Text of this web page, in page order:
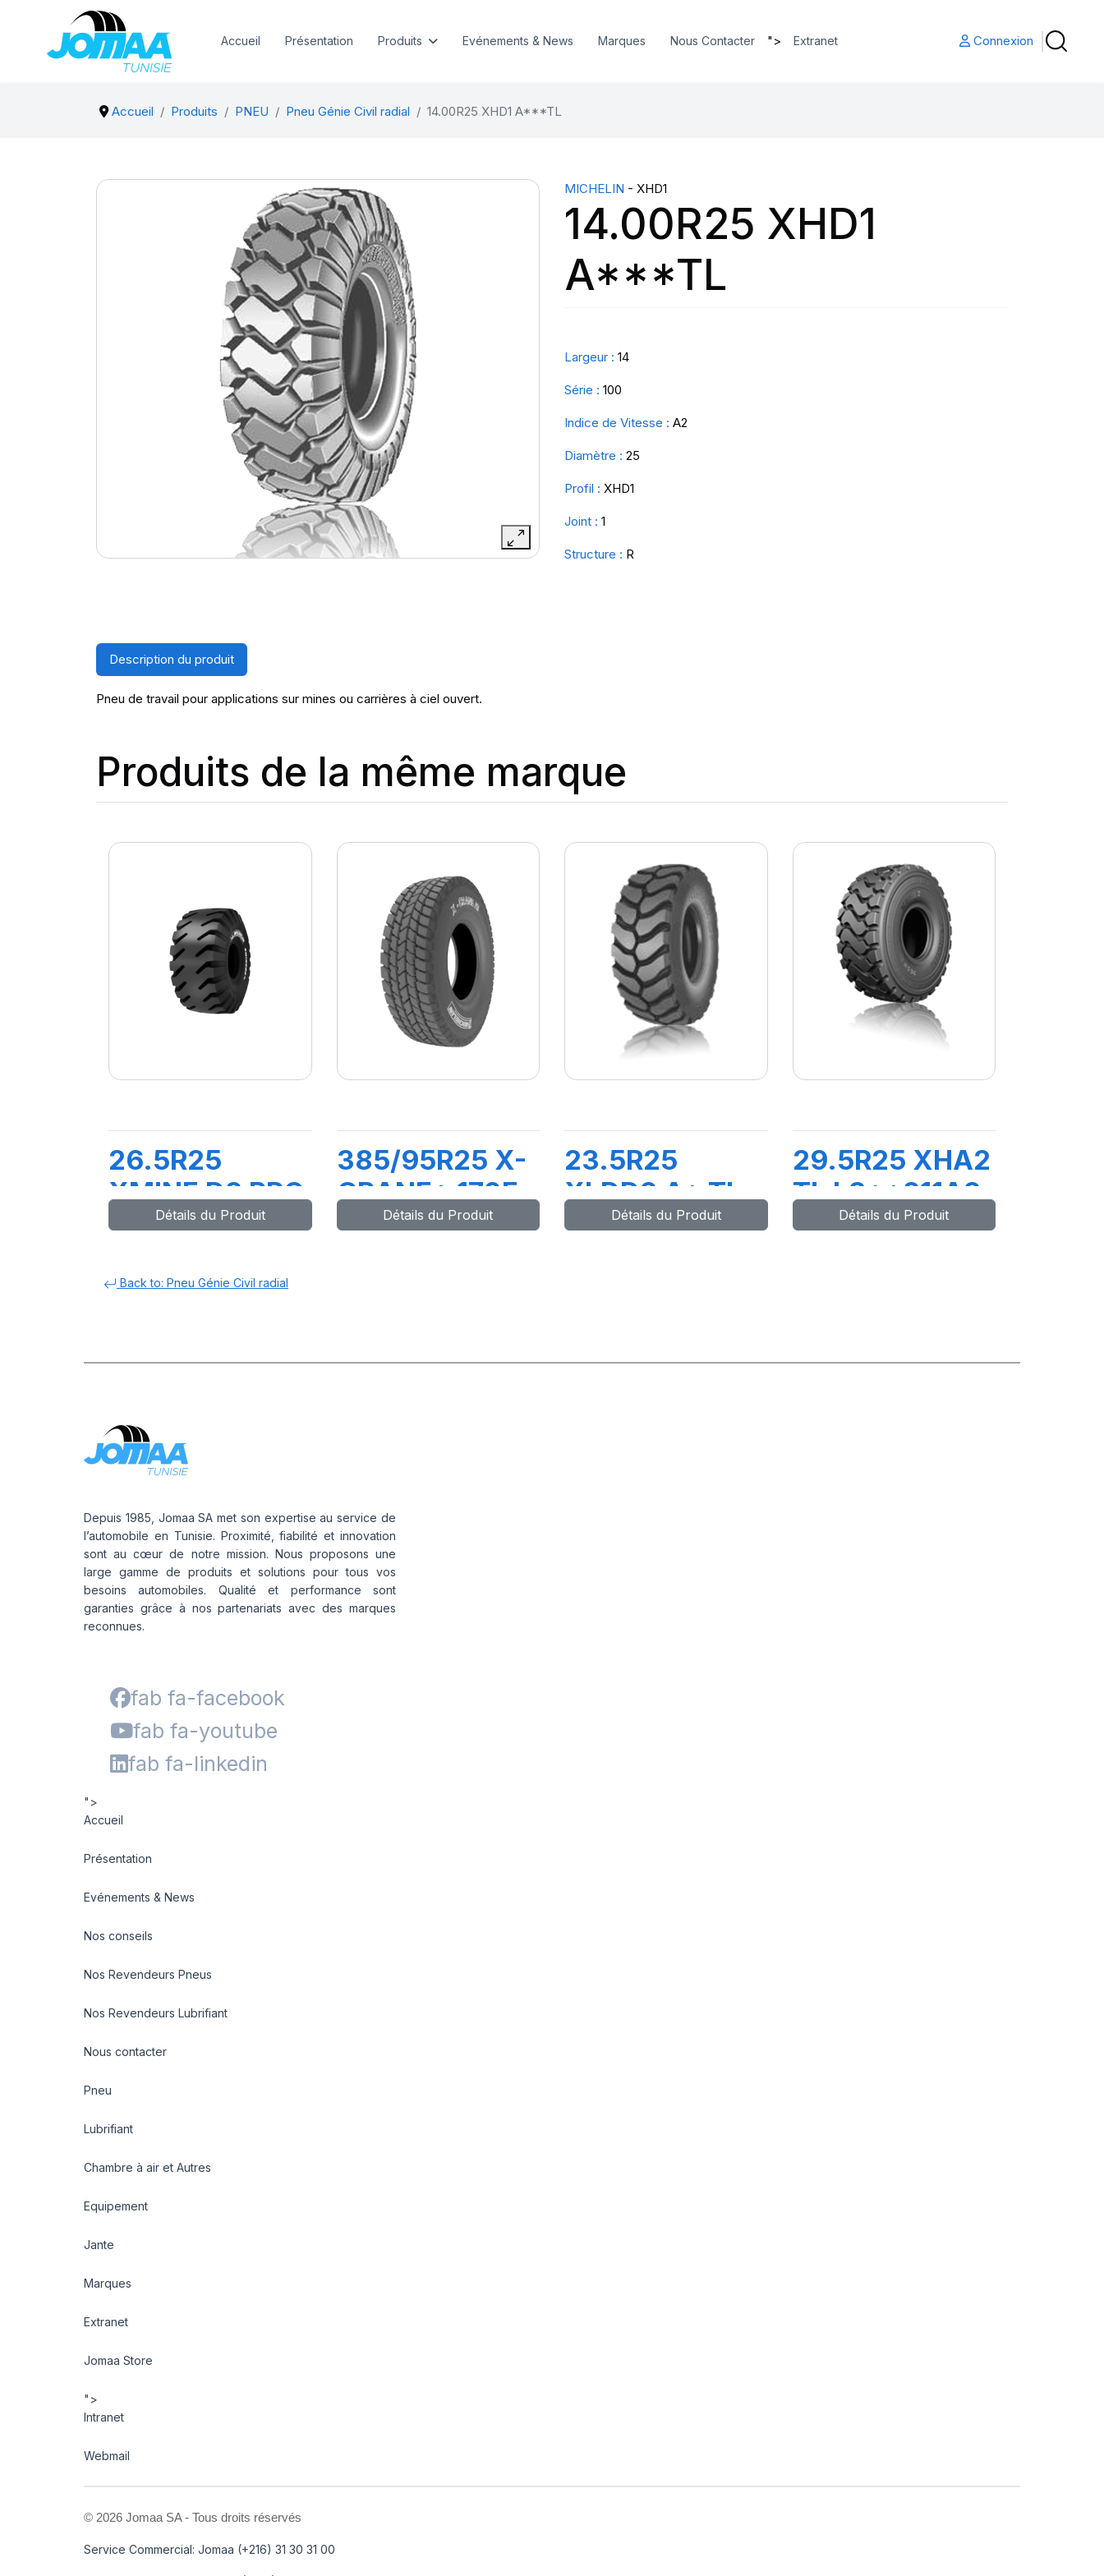
Accueil Présentation Produits Evénements & News Marques Nous Contacter "> Extranet Connexion
Accueil Produits PNEU Pneu Génie Civil radial 14.00R25 XHD1 A***TL
MICHELIN - XHD1
14.00R25 XHD1
A***TL
Largeur : 14
Série : 100
Indice de Vitesse : A2
Diamètre : 25
Profil : XHD1
Joint : 1
Structure : R
Description du produit
Pneu de travail pour applications sur mines ou carrières à ciel ouvert.
Produits de la même marque
26.5R25
XMINE D2 PRO
L5 TL ***
Détails du Produit
385/95R25 X-
CRANE+ 170F
Détails du Produit
23.5R25
XLDD2 A* TL +
jointDétails du Produit
29.5R25 XHA2
TL L3**211A2
Détails du Produit
Back to: Pneu Génie Civil radial
Depuis 1985, Jomaa SA met son expertise au service de
l’automobile en Tunisie. Proximité, fiabilité et innovation
sont au cœur de notre mission. Nous proposons une
large gamme de produits et solutions pour tous vos
besoins automobiles. Qualité et performance sont
garanties grâce à nos partenariats avec des marques
reconnues.
fab fa-facebook
fab fa-youtube
fab fa-linkedin
">
Accueil
Présentation
Evénements & News
Nos conseils
Nos Revendeurs Pneus
Nos Revendeurs Lubrifiant
Nous contacter
Pneu
Lubrifiant
Chambre à air et Autres
Equipement
Jante
Marques
Extranet
Jomaa Store
">
Intranet
Webmail
© 2026 Jomaa SA - Tous droits réservés
Service Commercial: Jomaa (+216) 31 30 31 00